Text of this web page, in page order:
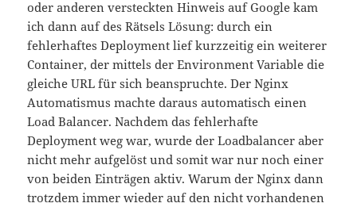
oder anderen versteckten Hinweis auf Google kam
ich dann auf des Rätsels Lösung: durch ein
fehlerhaftes Deployment lief kurzzeitig ein weiterer
Container, der mittels der Environment Variable die
gleiche URL für sich beanspruchte. Der Nginx
Automatismus machte daraus automatisch einen
Load Balancer. Nachdem das fehlerhafte
Deployment weg war, wurde der Loadbalancer aber
nicht mehr aufgelöst und somit war nur noch einer
von beiden Einträgen aktiv. Warum der Nginx dann
trotzdem immer wieder auf den nicht vorhandenen